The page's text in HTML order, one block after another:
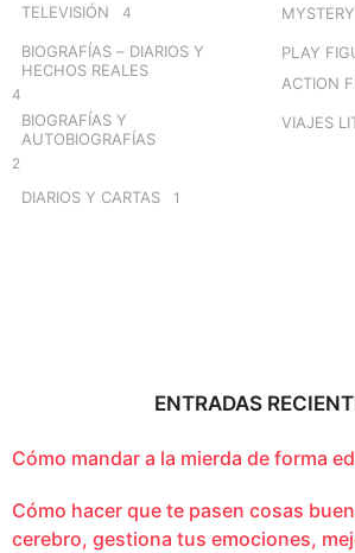
TELEVISIÓN 4
BIOGRAFÍAS – DIARIOS Y
HECHOS REALES
4
BIOGRAFÍAS Y
AUTOBIOGRAFÍAS
2
DIARIOS Y CARTAS 1
PLAY
ACTION
VIAJES
ENTRADAS
Cómo mandar a la mierda de forma
Cómo hacer que te pasen cosas
cerebro, gestiona tus emociones,